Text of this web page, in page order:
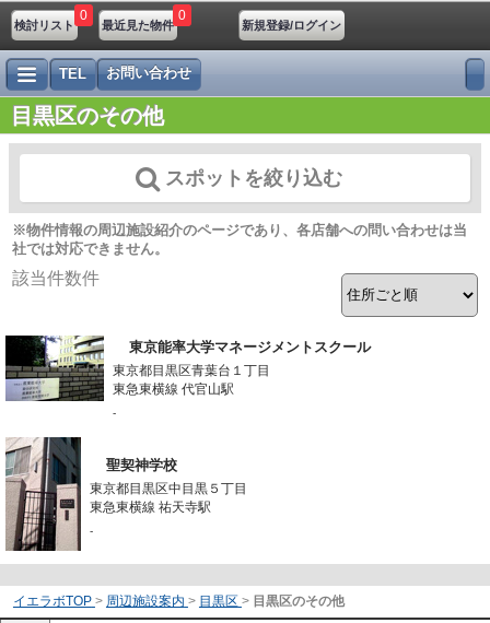
検討リスト
0
最近見た物件
0
新規登録/ログイン
TEL お問い合わせ
目黒区のその他
スポットを絞り込む
※物件情報の周辺施設紹介のページであり、各店舗への問い合わせは当
社では対応できません。
該当件数件
東京能率大学マネージメントスクール
東京都目黒区青葉台１丁目
東急東横線 代官山駅
-
聖契神学校
東京都目黒区中目黒５丁目
東急東横線 祐天寺駅
-
イエラボTOP > 周辺施設案内 > 目黒区 > 目黒区のその他